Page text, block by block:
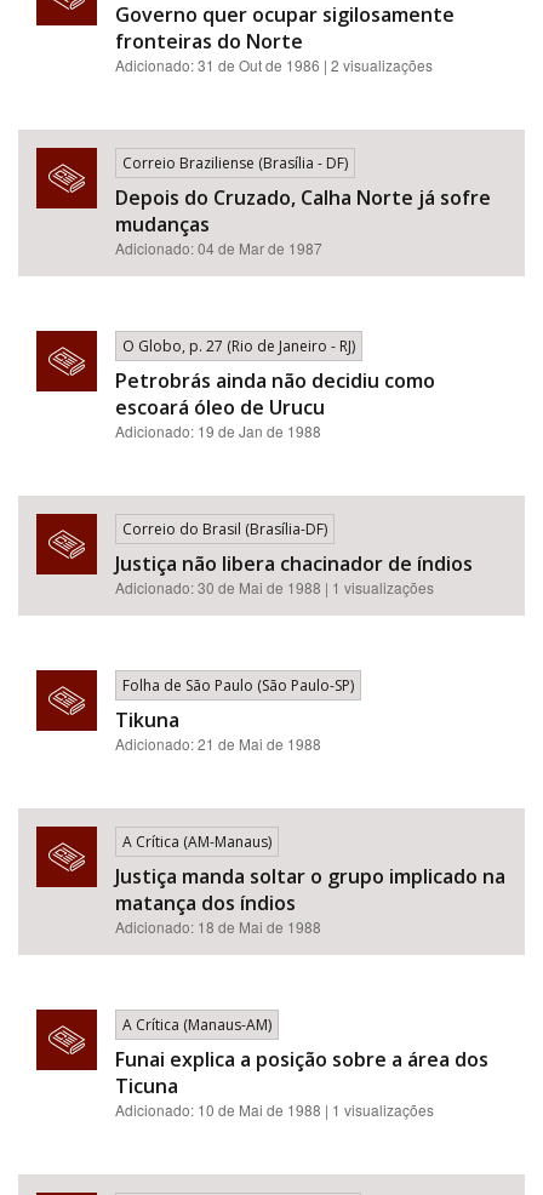
Governo quer ocupar sigilosamente
fronteiras do Norte
Adicionado: 31 de Out de 1986 | 2 visualizações
Correio Braziliense (Brasília - DF)
Depois do Cruzado, Calha Norte já sofre
mudanças
Adicionado: 04 de Mar de 1987
O Globo, p. 27 (Rio de Janeiro - RJ)
Petrobrás ainda não decidiu como
escoará óleo de Urucu
Adicionado: 19 de Jan de 1988
Correio do Brasil (Brasília-DF)
Justiça não libera chacinador de índios
Adicionado: 30 de Mai de 1988 | 1 visualizações
Folha de São Paulo (São Paulo-SP)
Tikuna
Adicionado: 21 de Mai de 1988
A Crítica (AM-Manaus)
Justiça manda soltar o grupo implicado na
matança dos índios
Adicionado: 18 de Mai de 1988
A Crítica (Manaus-AM)
Funai explica a posição sobre a área dos
Ticuna
Adicionado: 10 de Mai de 1988 | 1 visualizações